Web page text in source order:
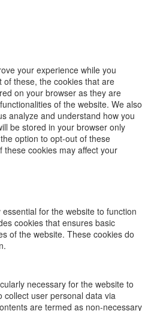
your experience while you
these, the cookies that are
on your browser as they are
of the website. We also
analyze and understand how you
be stored in your browser only
option to opt-out of these
cookies may affect your
for the website to function
cookies that ensures basic
of the website. These cookies do
necessary for the website to
collect user personal data via
are termed as non-necessary